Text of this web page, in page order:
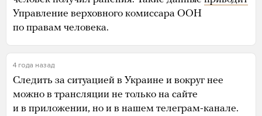
Управление верховного комиссара ООН
по правам человека.
4 года назад
Следить за ситуацией в Украине и вокруг нее
можно в трансляции не только на сайте
и в приложении, но и в нашем телеграм-канале.